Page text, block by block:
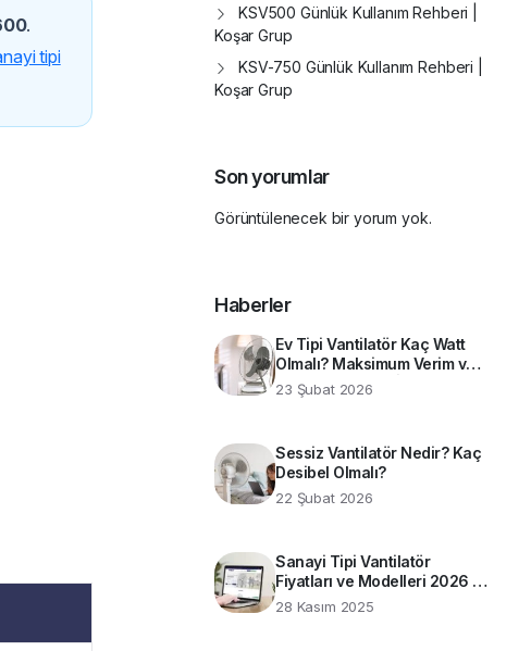
.
tipi
KSV500 Günlük Kullanım Rehberi |
Koşar Grup
KSV-750 Günlük Kullanım Rehberi |
Koşar Grup
Son yorumlar
Görüntülenecek bir yorum yok.
Haberler
Ev Tipi Vantilatör Kaç Watt
Olmalı? Maksimum Verim ve
Enerji Tasarrufu İçin Teknik
Rehber
23 Şubat 2026
Sessiz Vantilatör Nedir? Kaç
Desibel Olmalı?
22 Şubat 2026
Sanayi Tipi Vantilatör
Fiyatları ve Modelleri 2026 |
Koşar Grup Rehberi
28 Kasım 2025